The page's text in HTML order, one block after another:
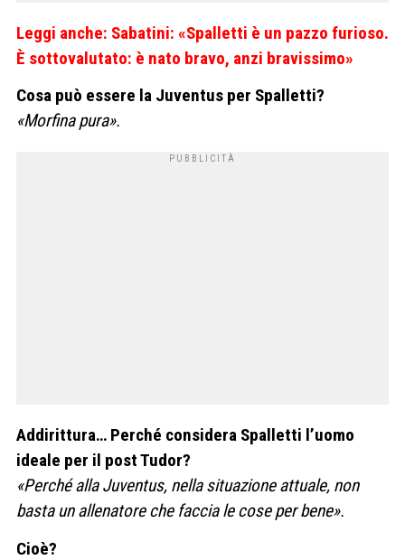
Leggi anche: Sabatini: «Spalletti è un pazzo furioso.
È sottovalutato: è nato bravo, anzi bravissimo»
Cosa può essere la Juventus per Spalletti?
«Morfina pura».
Addirittura… Perché considera Spalletti l’uomo
ideale per il post Tudor?
«Perché alla Juventus, nella situazione attuale, non
basta un allenatore che faccia le cose per bene».
Cioè?